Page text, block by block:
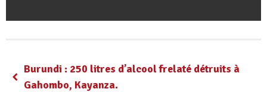
Burundi : 250 litres d’alcool frelaté détruits à
Gahombo, Kayanza.